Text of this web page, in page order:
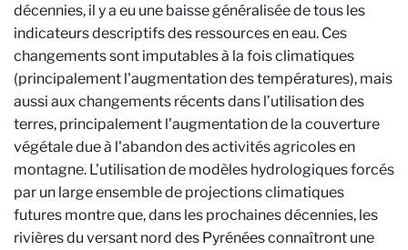
décennies, il y a eu une baisse généralisée de tous les
indicateurs descriptifs des ressources en eau. Ces
changements sont imputables à la fois climatiques
(principalement l'augmentation des températures), mais
aussi aux changements récents dans l’utilisation des
terres, principalement l'augmentation de la couverture
végétale due à l'abandon des activités agricoles en
montagne. L'utilisation de modèles hydrologiques forcés
par un large ensemble de projections climatiques
futures montre que, dans les prochaines décennies, les
rivières du versant nord des Pyrénées connaîtront une